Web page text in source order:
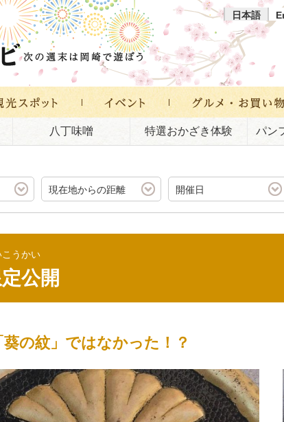
日本語
八丁味噌 特選おかざき体験 パン
現在地からの距離 開催日
うかい
公開
の紋」ではなかった！？